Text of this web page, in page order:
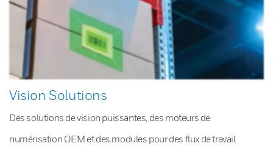
Vision Solutions
Des solutions de vision puissantes, des moteurs de
numérisation OEM et des modules pour des flux de travail